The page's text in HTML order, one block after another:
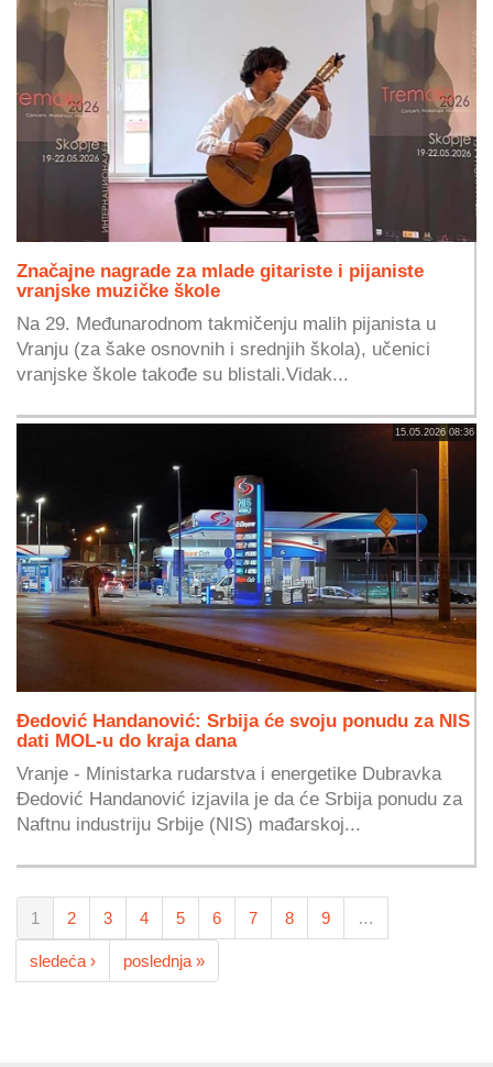
Značajne nagrade za mlade gitariste i pijaniste
vranjske muzičke škole
Na 29. Međunarodnom takmičenju malih pijanista u
Vranju (za šake osnovnih i srednjih škola), učenici
vranjske škole takođe su blistali.Vidak...
15.05.2026 08:36
Đedović Handanović: Srbija će svoju ponudu za NIS
dati MOL-u do kraja dana
Vranje - Ministarka rudarstva i energetike Dubravka
Đedović Handanović izjavila je da će Srbija ponudu za
Naftnu industriju Srbije (NIS) mađarskoj...
1 2 3 4 5 6 7 8 9 …
sledeća › poslednja »